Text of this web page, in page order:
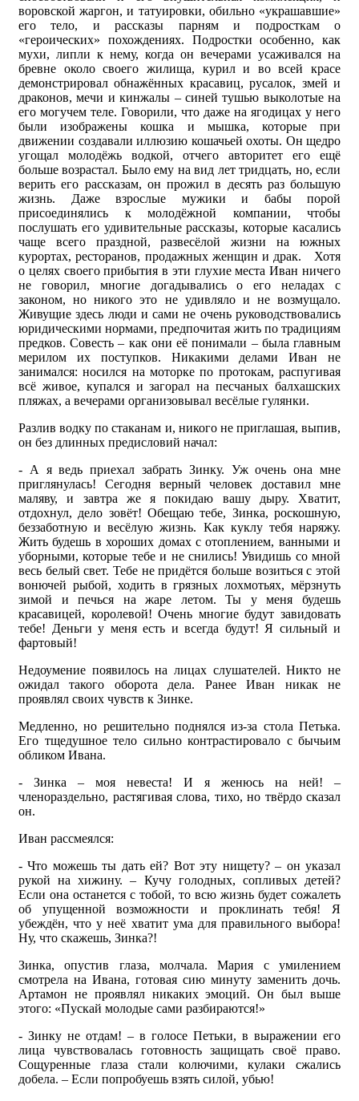
воровской жаргон, и татуировки, обильно «украшавшие»
его тело, и рассказы парням и подросткам о
«героических» похождениях. Подростки особенно, как
мухи, липли к нему, когда он вечерами усаживался на
бревне около своего жилища, курил и во всей красе
демонстрировал обнажённых красавиц, русалок, змей и
драконов, мечи и кинжалы – синей тушью выколотые на
его могучем теле. Говорили, что даже на ягодицах у него
были изображены кошка и мышка, которые при
движении создавали иллюзию кошачьей охоты. Он щедро
угощал молодёжь водкой, отчего авторитет его ещё
больше возрастал. Было ему на вид лет тридцать, но, если
верить его рассказам, он прожил в десять раз большую
жизнь. Даже взрослые мужики и бабы порой
присоединялись к молодёжной компании, чтобы
послушать его удивительные рассказы, которые касались
чаще всего праздной, развесёлой жизни на южных
курортах, ресторанов, продажных женщин и драк. Хотя
о целях своего прибытия в эти глухие места Иван ничего
не говорил, многие догадывались о его неладах с
законом, но никого это не удивляло и не возмущало.
Живущие здесь люди и сами не очень руководствовались
юридическими нормами, предпочитая жить по традициям
предков. Совесть – как они её понимали – была главным
мерилом их поступков. Никакими делами Иван не
занимался: носился на моторке по протокам, распугивая
всё живое, купался и загорал на песчаных балхашских
пляжах, а вечерами организовывал весёлые гулянки.
Разлив водку по стаканам и, никого не приглашая, выпив,
он без длинных предисловий начал:
- А я ведь приехал забрать Зинку. Уж очень она мне
приглянулась! Сегодня верный человек доставил мне
маляву, и завтра же я покидаю вашу дыру. Хватит,
отдохнул, дело зовёт! Обещаю тебе, Зинка, роскошную,
беззаботную и весёлую жизнь. Как куклу тебя наряжу.
Жить будешь в хороших домах с отоплением, ванными и
уборными, которые тебе и не снились! Увидишь со мной
весь белый свет. Тебе не придётся больше возиться с этой
вонючей рыбой, ходить в грязных лохмотьях, мёрзнуть
зимой и печься на жаре летом. Ты у меня будешь
красавицей, королевой! Очень многие будут завидовать
тебе! Деньги у меня есть и всегда будут! Я сильный и
фартовый!
Недоумение появилось на лицах слушателей. Никто не
ожидал такого оборота дела. Ранее Иван никак не
проявлял своих чувств к Зинке.
Медленно, но решительно поднялся из-за стола Петька.
Его тщедушное тело сильно контрастировало с бычьим
обликом Ивана.
- Зинка – моя невеста! И я женюсь на ней! –
членораздельно, растягивая слова, тихо, но твёрдо сказал
он.
Иван рассмеялся:
- Что можешь ты дать ей? Вот эту нищету? – он указал
рукой на хижину. – Кучу голодных, сопливых детей?
Если она останется с тобой, то всю жизнь будет сожалеть
об упущенной возможности и проклинать тебя! Я
убеждён, что у неё хватит ума для правильного выбора!
Ну, что скажешь, Зинка?!
Зинка, опустив глаза, молчала. Мария с умилением
смотрела на Ивана, готовая сию минуту заменить дочь.
Артамон не проявлял никаких эмоций. Он был выше
этого: «Пускай молодые сами разбираются!»
- Зинку не отдам! – в голосе Петьки, в выражении его
лица чувствовалась готовность защищать своё право.
Сощуренные глаза стали колючими, кулаки сжались
добела. – Если попробуешь взять силой, убью!